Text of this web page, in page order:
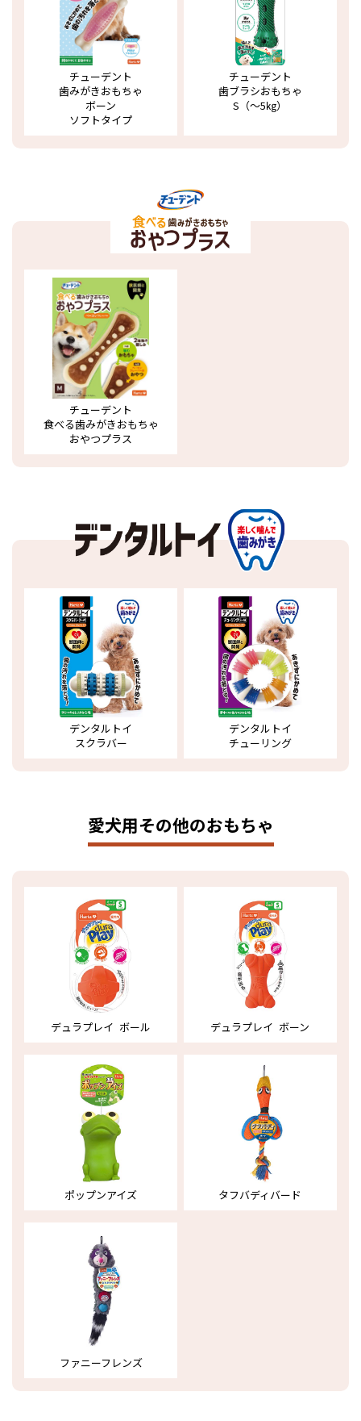
チューデント
歯みがきおもちゃ
ボーン
ソフトタイプ
チューデント
歯ブラシおもちゃ
S（～5㎏）
チューデント
食べる歯みがきおもちゃ
おやつプラス
デンタルトイ
スクラバー
デンタルトイ
チューリング
愛犬用その他のおもちゃ
デュラプレイ ボール デュラプレイ ボーン
ポップンアイズ タフバディバード
ファニーフレンズ